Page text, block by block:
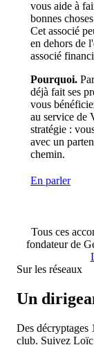
vous aide à
bonnes
Cet associé
en dehors de
associé
Pourquoi.
déjà fait ses
vous
au service de
stratégie :
avec un
chemin.
En parler
Tous ces
fondateur de
Sur les réseaux
Un
Des décryptages
club. Suivez